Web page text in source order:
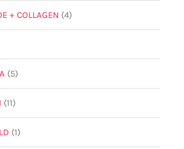
+ COLLAGEN (4)
(5)
(11)
(1)